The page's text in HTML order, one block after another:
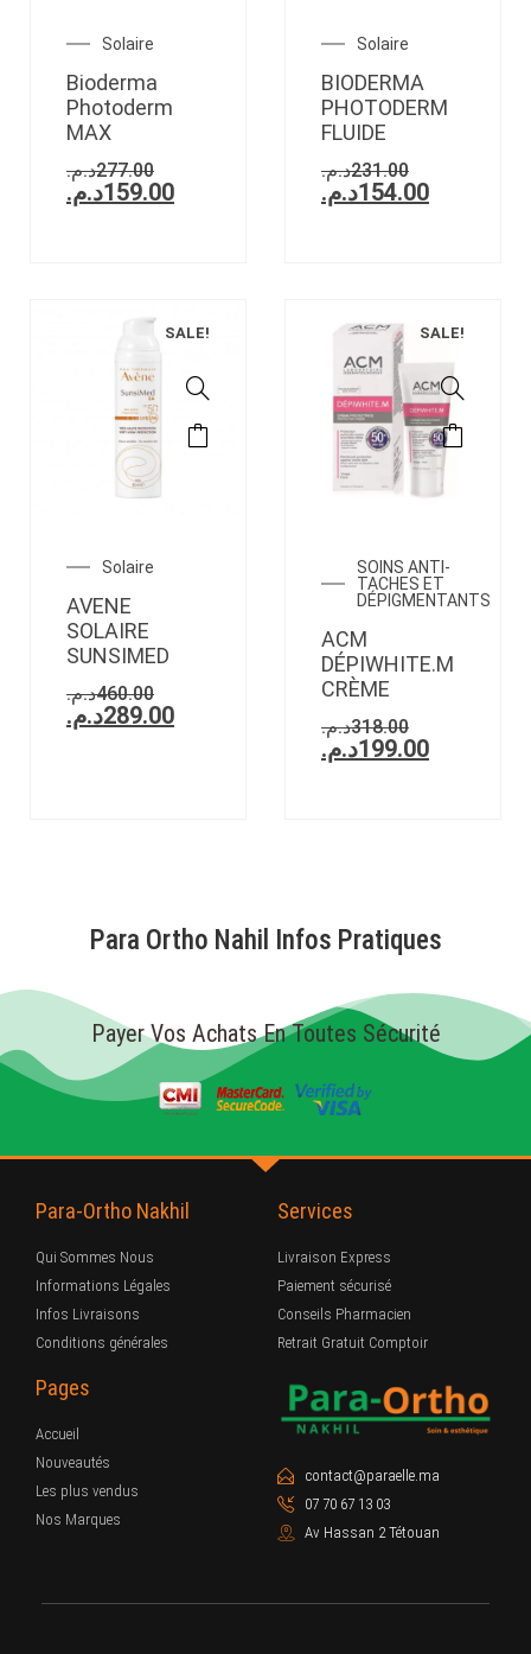
Solaire
Bioderma
Photoderm
MAX
277.00د.م.
159.00د.م.
Solaire
BIODERMA
PHOTODERM
FLUIDE
231.00د.م.
154.00د.م.
SALE!
Solaire
AVENE
SOLAIRE
SUNSIMED
460.00د.م.
289.00د.م.
SALE!
SOINS ANTI-
TACHES ET
DÉPIGMENTANTS
ACM
DÉPIWHITE.M
CRÈME
318.00د.م.
199.00د.م.
Para Ortho Nahil Infos Pratiques
Payer Vos Achats En Toutes Sécurité
Para-Ortho Nakhil
Qui Sommes Nous
Informations Légales
Infos Livraisons
Conditions générales
Services
Livraison Express
Paiement sécurisé
Conseils Pharmacien
Retrait Gratuit Comptoir
Pages
Accueil
Nouveautés
Les plus vendus
Nos Marques
contact@paraelle.ma
07 70 67 13 03
Av Hassan 2 Tétouan